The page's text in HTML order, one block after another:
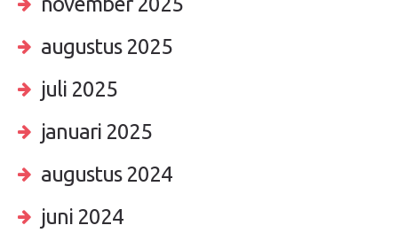
augustus 2025
juli 2025
januari 2025
augustus 2024
juni 2024